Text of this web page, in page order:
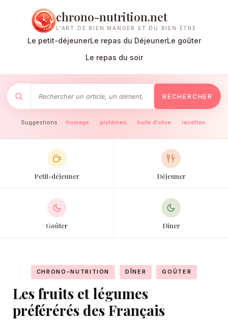
chrono-nutrition.net
L'ART DE BIEN MANGER ET DU BIEN ÊTRE
Le petit-déjeunerLe repas du DéjeunerLe goûter
Le repas du soir
RECHERCHER
Suggestions : fromage protéines huile d'olive recettes
Petit-déjeuner Déjeuner
Goûter Dîner
CHRONO-NUTRITION DÎNER GOÛTER
Les fruits et légumes
préférérés des Français